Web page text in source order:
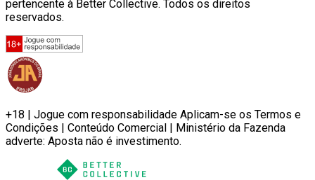
pertencente à Better Collective. Todos os direitos
reservados.
+18 | Jogue com responsabilidade Aplicam-se os Termos e
Condições | Conteúdo Comercial | Ministério da Fazenda
adverte: Aposta não é investimento.